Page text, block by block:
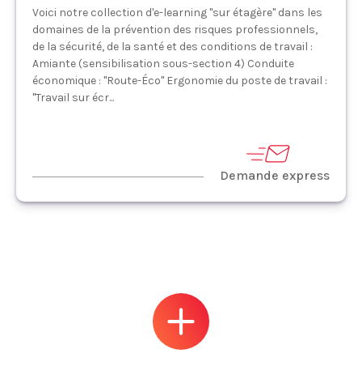
Voici notre collection d'e-learning "sur étagère" dans les
domaines de la prévention des risques professionnels,
de la sécurité, de la santé et des conditions de travail :
Amiante (sensibilisation sous-section 4) Conduite
économique : "Route-Éco" Ergonomie du poste de travail :
"Travail sur écr...
Demande express